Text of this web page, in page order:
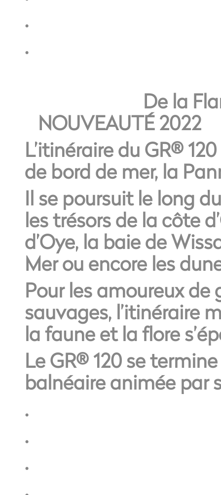
.
.
De la
NOUVEAUTÉ 2022
L’itinéraire du GR®
de bord de mer, la
Il se poursuit le long
les trésors de la côte
d’Oye, la baie de
Mer ou encore les
Pour les amoureux
sauvages, l’itinéraire
la faune et la flore
Le GR® 120 se
balnéaire animée par
.
.
.
.